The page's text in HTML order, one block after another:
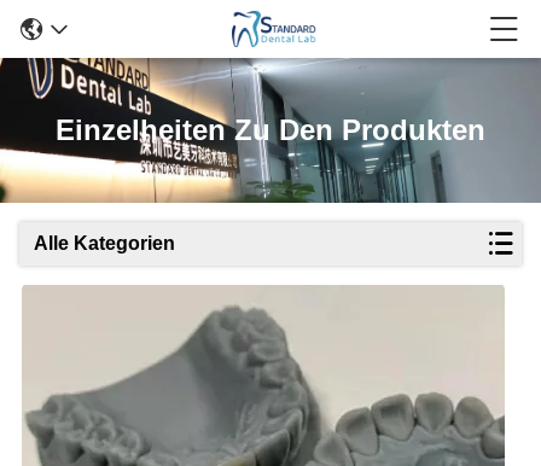
Einzelheiten Zu Den Produkten
Alle Kategorien